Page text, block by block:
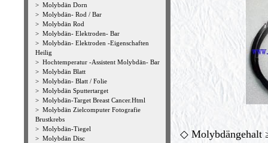
> Molybdän Dorn
> Molybdän- Rod / Bar
> Molybdän Rod
> Molybdän- Elektroden- Bar
> Molybdän- Elektroden -Eigenschaften
Heilig
> Hochtemperatur -Assistent Molybdän- Bar
> Molybdän Blatt
> Molybdän- Blatt / Folie
> Molybdän Sputtertarget
> Molybdän-Target Breast Cancer.Html
> Molybdän Zielcomputer Fotografie
Brustkrebs
> Molybdän-Tiegel
> Molybdän Disc
◇ Molybdängehalt